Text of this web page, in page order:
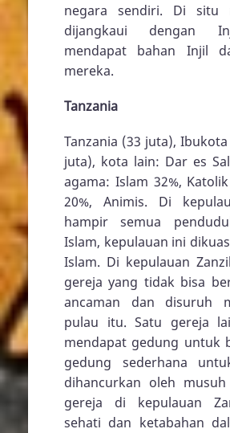
negara sendiri. Di situ
dijangkaui dengan
mendapat bahan Injil
mereka.
Tanzania
Tanzania (33 juta),
juta), kota lain: Dar es
agama: Islam 32%,
20%, Animis. Di
hampir semua
Islam, kepulauan ini
Islam. Di kepulauan
gereja yang tidak bisa
ancaman dan disuruh
pulau itu. Satu gereja
mendapat gedung untuk
gedung sederhana
dihancurkan oleh
gereja di kepulauan
sehati dan ketabahan